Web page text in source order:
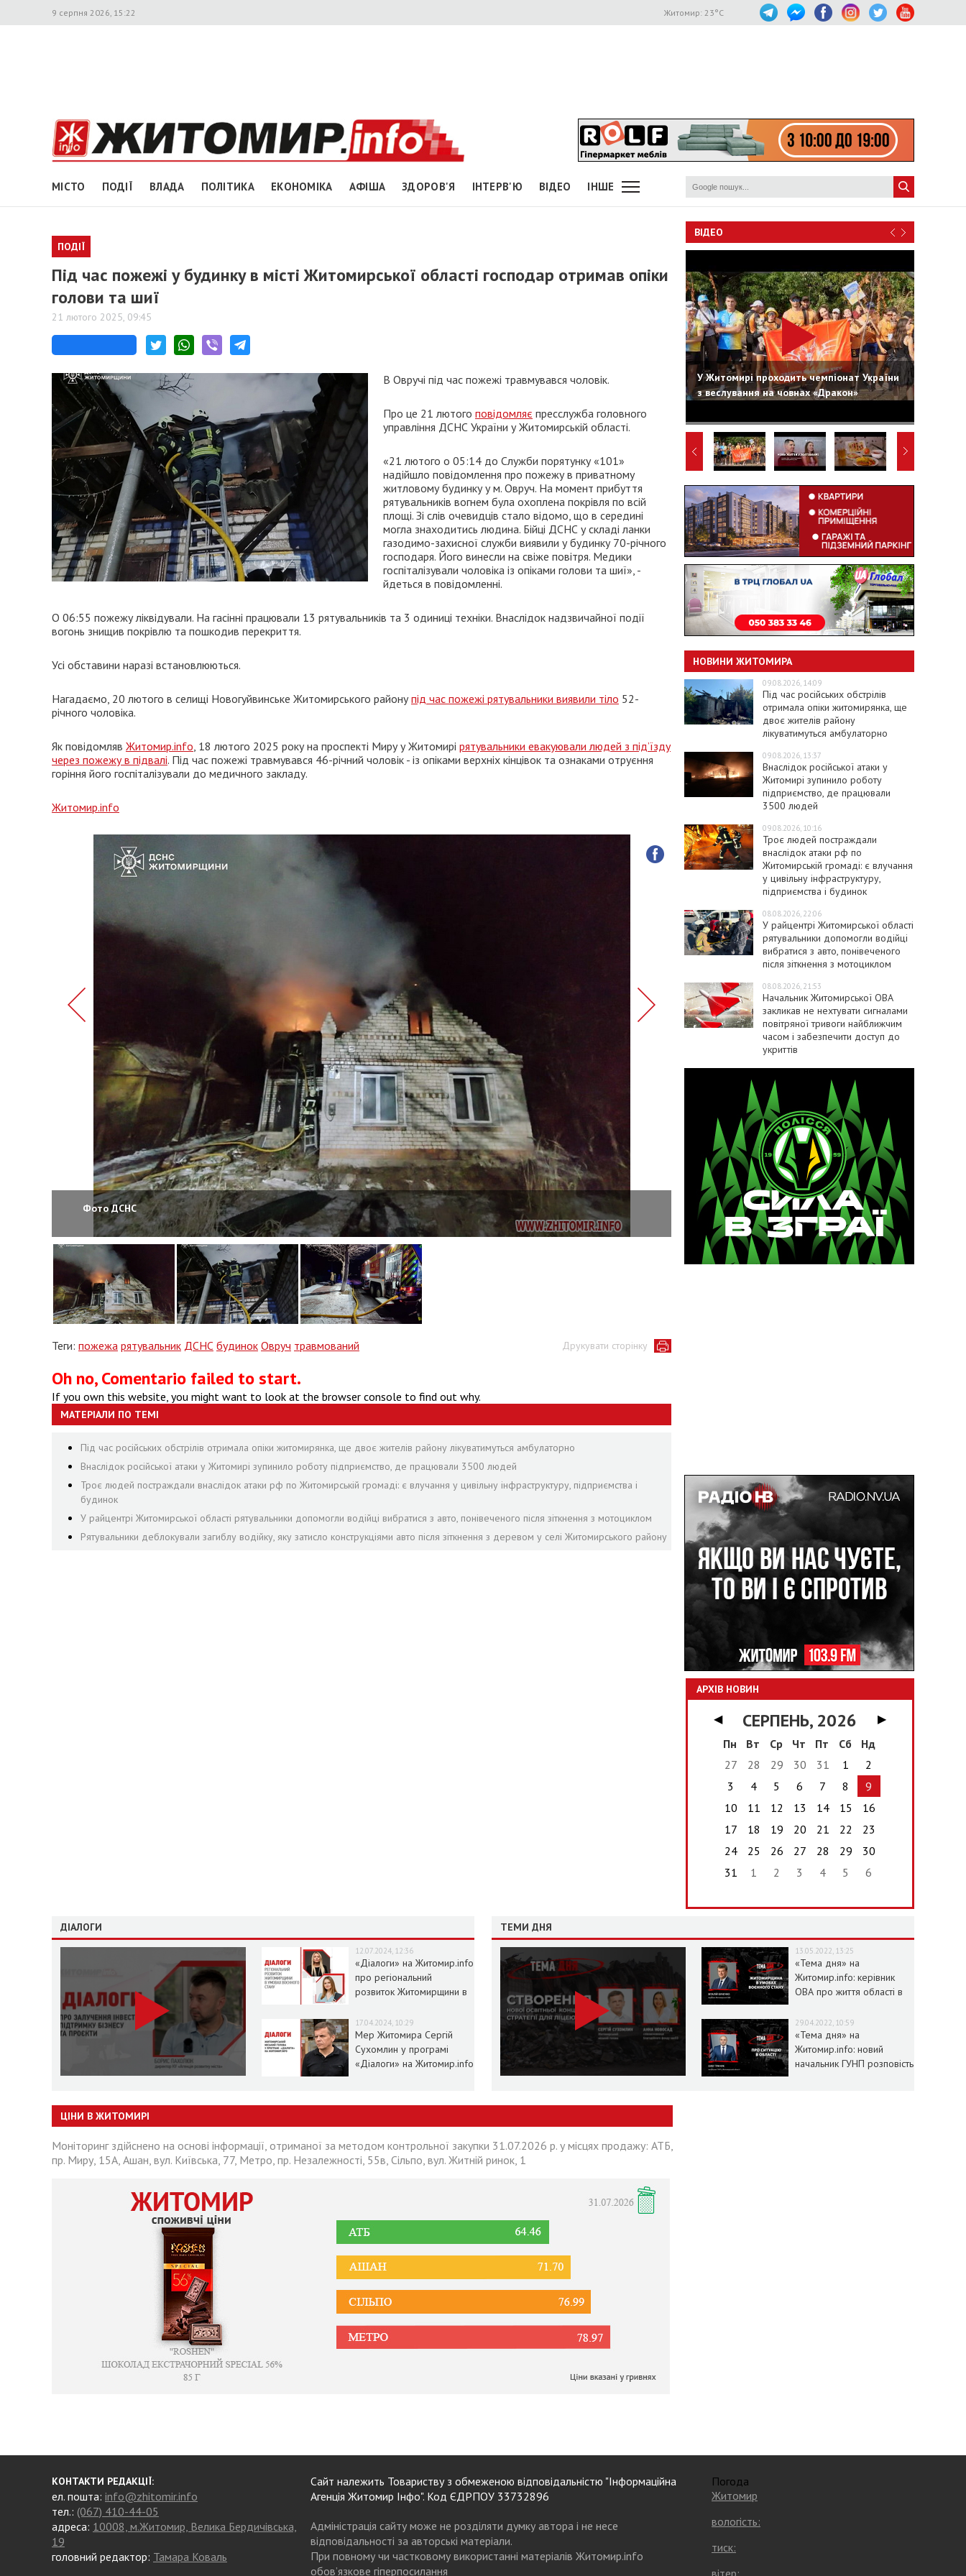
9 серпня 2026, 15:22 Житомир: 23°C
МІСТО ПОДІЇ ВЛАДА ПОЛІТИКА ЕКОНОМІКА АФІША ЗДОРОВ'Я ІНТЕРВ'Ю ВІДЕО ІНШЕ
ПОДІЇ
Під час пожежі у будинку в місті Житомирської області господар отримав опіки
голови та шиї
21 лютого 2025, 09:45
В Овручі під час пожежі травмувався чоловік.
Про це 21 лютого повідомляє пресслужба головного
управління ДСНС України у Житомирській області.
«21 лютого о 05:14 до Служби порятунку «101»
надійшло повідомлення про пожежу в приватному
житловому будинку у м. Овруч. На момент прибуття
рятувальників вогнем була охоплена покрівля по всій
площі. Зі слів очевидців стало відомо, що в середині
могла знаходитись людина. Бійці ДСНС у складі ланки
газодимо-захисної служби виявили у будинку 70-річного
господаря. Його винесли на свіже повітря. Медики
госпіталізували чоловіка із опіками голови та шиї», -
йдеться в повідомленні.
О 06:55 пожежу ліквідували. На гасінні працювали 13 рятувальників та 3 одиниці техніки. Внаслідок надзвичайної події
вогонь знищив покрівлю та пошкодив перекриття.
Усі обставини наразі встановлюються.
Нагадаємо, 20 лютого в селищі Новогуйвинське Житомирського районупід час пожежі рятувальники виявили тіло 52-
річного чоловіка.
Як повідомляв Житомир.info, 18 лютого 2025 року на проспекті Миру у Житомирі рятувальники евакуювали людей з під’їзду
через пожежу в підвалі. Під час пожежі травмувався 46-річний чоловік - із опіками верхніх кінцівок та ознаками отруєння
горіння його госпіталізували до медичного закладу.
Житомир.info
Фото ДСНС
Друкувати сторінку
Теги: пожежа рятувальник ДСНС будинок Овруч травмований
Oh no, Comentario failed to start.
If you own this website, you might want to look at the browser console to find out why.
МАТЕРІАЛИ ПО ТЕМІ
Під час російських обстрілів отримала опіки житомирянка, ще двоє жителів району лікуватимуться амбулаторно
Внаслідок російської атаки у Житомирі зупинило роботу підприємство, де працювали 3500 людей
Троє людей постраждали внаслідок атаки рф по Житомирській громаді: є влучання у цивільну інфраструктуру, підприємства і
будинок
У райцентрі Житомирської області рятувальники допомогли водійці вибратися з авто, понівеченого після зіткнення з мотоциклом
Рятувальники деблокували загиблу водійку, яку затисло конструкціями авто після зіткнення з деревом у селі Житомирського району
ВІДЕО
У Житомирі проходить чемпіонат України
з веслування на човнах «Дракон»
НОВИНИ ЖИТОМИРА
09.08.2026, 14:09
Під час російських обстрілів
отримала опіки житомирянка, ще
двоє жителів району
лікуватимуться амбулаторно
09.08.2026, 13:37
Внаслідок російської атаки у
Житомирі зупинило роботу
підприємство, де працювали
3500 людей
09.08.2026, 10:16
Троє людей постраждали
внаслідок атаки рф по
Житомирській громаді: є влучання
у цивільну інфраструктуру,
підприємства і будинок
08.08.2026, 22:06
У райцентрі Житомирської області
рятувальники допомогли водійці
вибратися з авто, понівеченого
після зіткнення з мотоциклом
08.08.2026, 21:53
Начальник Житомирської ОВА
закликав не нехтувати сигналами
повітряної тривоги найближчим
часом і забезпечити доступ до
укриттів
АРХІВ НОВИН
◀ СЕРПЕНЬ, 2026
▶
Пн
Вт Ср Чт Пт Сб
Нд
27
28 29 30 31 1
2
3
4 5 6 7 8
9
10
11 12 13 14 15
16
17
18 19 20 21 22
23
24
25 26 27 28 29
30
31
1 2 3 4 5 6
ДІАЛОГИ
12.07.2024, 12:36
«Діалоги» на Житомир.info
про регіональний
розвиток Житомирщини в
17.04.2024, 10:29
Мер Житомира Сергій
Сухомлин у програмі
«Діалоги» на Житомир.info
ТЕМИ ДНЯ
13.05.2022, 13:25
«Тема дня» на
Житомир.info: керівник
ОВА про життя області в
29.04.2022, 10:59
«Тема дня» на
Житомир.info: новий
начальник ГУНП розповість
ЦІНИ В ЖИТОМИРІ
Моніторинг здійснено на основі інформації, отриманої за методом контрольної закупки 31.07.2026 р. у місцях продажу: АТБ,
пр. Миру, 15А, Ашан, вул. Київська, 77, Метро, пр. Незалежності, 55в, Сільпо, вул. Житній ринок, 1
КОНТАКТИ РЕДАКЦІЇ:
ел. пошта: info@zhitomir.info
тел.: (067) 410-44-05
адреса: 10008, м.Житомир, Велика Бердичівська,
19
головний редактор: Тамара Коваль
Сайт належить Товариству з обмеженою відповідальністю "Інформаційна
Агенція Житомир Інфо". Код ЄДРПОУ 33732896
Адміністрація сайту може не розділяти думку автора і не несе
відповідальності за авторські матеріали.
При повному чи частковому використанні матеріалів Житомир.info
обов’язкове гіперпосилання
Погода
Житомир
вологість:
тиск:
вітер: